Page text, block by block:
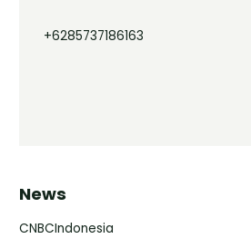
+6285737186163
News
CNBCIndonesia